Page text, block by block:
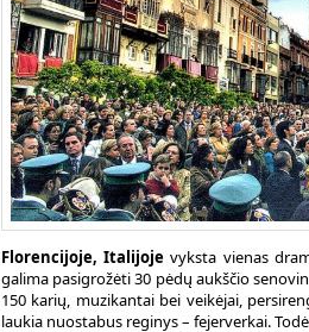
Florencijoje, Italijoje vyksta vienas
galima pasigrožėti 30 pėdų aukščio
150 karių, muzikantai bei veikėjai,
laukia nuostabus reginys – fejerverkai.